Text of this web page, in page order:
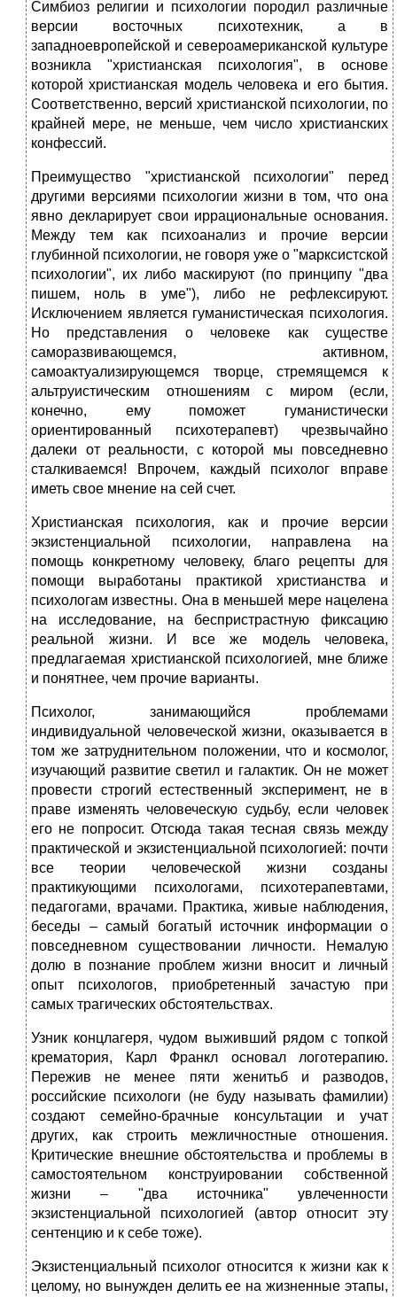
Симбиоз религии и психологии породил различные
версии восточных психотехник, а в
западноевропейской и североамериканской культуре
возникла "христианская психология", в основе
которой христианская модель человека и его бытия.
Соответственно, версий христианской психологии, по
крайней мере, не меньше, чем число христианских
конфессий.
Преимущество "христианской психологии" перед
другими версиями психологии жизни в том, что она
явно декларирует свои иррациональные основания.
Между тем как психоанализ и прочие версии
глубинной психологии, не говоря уже о "марксистской
психологии", их либо маскируют (по принципу "два
пишем, ноль в уме"), либо не рефлексируют.
Исключением является гуманистическая психология.
Ho представления о человеке как существе
саморазвивающемся, активном,
самоактуализирующемся творце, стремящемся к
альтруистическим отношениям с миром (если,
конечно, ему поможет гуманистически
ориентированный психотерапевт) чрезвычайно
далеки от реальности, с которой мы повседневно
сталкиваемся! Впрочем, каждый психолог вправе
иметь свое мнение на сей счет.
Христианская психология, как и прочие версии
экзистенциальной психологии, направлена на
помощь конкретному человеку, благо рецепты для
помощи выработаны практикой христианства и
психологам известны. Она в меньшей мере нацелена
на исследование, на беспристрастную фиксацию
реальной жизни. И все же модель человека,
предлагаемая христианской психологией, мне ближе
и понятнее, чем прочие варианты.
Психолог, занимающийся проблемами
индивидуальной человеческой жизни, оказывается в
том же затруднительном положении, что и космолог,
изучающий развитие светил и галактик. Он не может
провести строгий естественный эксперимент, не в
праве изменять человеческую судьбу, если человек
его не попросит. Отсюда такая тесная связь между
практической и экзистенциальной психологией: почти
все теории человеческой жизни созданы
практикующими психологами, психотерапевтами,
педагогами, врачами. Практика, живые наблюдения,
беседы – самый богатый источник информации о
повседневном существовании личности. Немалую
долю в познание проблем жизни вносит и личный
опыт психологов, приобретенный зачастую при
самых трагических обстоятельствах.
Узник концлагеря, чудом выживший рядом с топкой
крематория, Карл Франкл основал логотерапию.
Пережив не менее пяти женитьб и разводов,
российские психологи (не буду называть фамилии)
создают семейно-брачные консультации и учат
других, как строить межличностные отношения.
Критические внешние обстоятельства и проблемы в
самостоятельном конструировании собственной
жизни – "два источника" увлеченности
экзистенциальной психологией (автор относит эту
сентенцию и к себе тоже).
Экзистенциальный психолог относится к жизни как к
целому, но вынужден делить ее на жизненные этапы,